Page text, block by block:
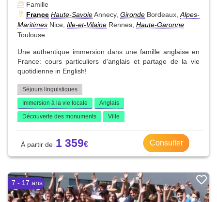
Famille
France Haute-SavoieAnnecy, Gironde Bordeaux,Alpes-
Maritimes Nice, Ille-et-Vilaine Rennes, Haute-Garonne
Toulouse
Une authentique immersion dans une famille anglaise en
France: cours particuliers d'anglais et partage de la vie
quotidienne in English!
Séjours linguistiques
Immersion à la vie locale
Anglais
Découverte des monuments
Ville
1 359 Consulter
7 - 17 ans